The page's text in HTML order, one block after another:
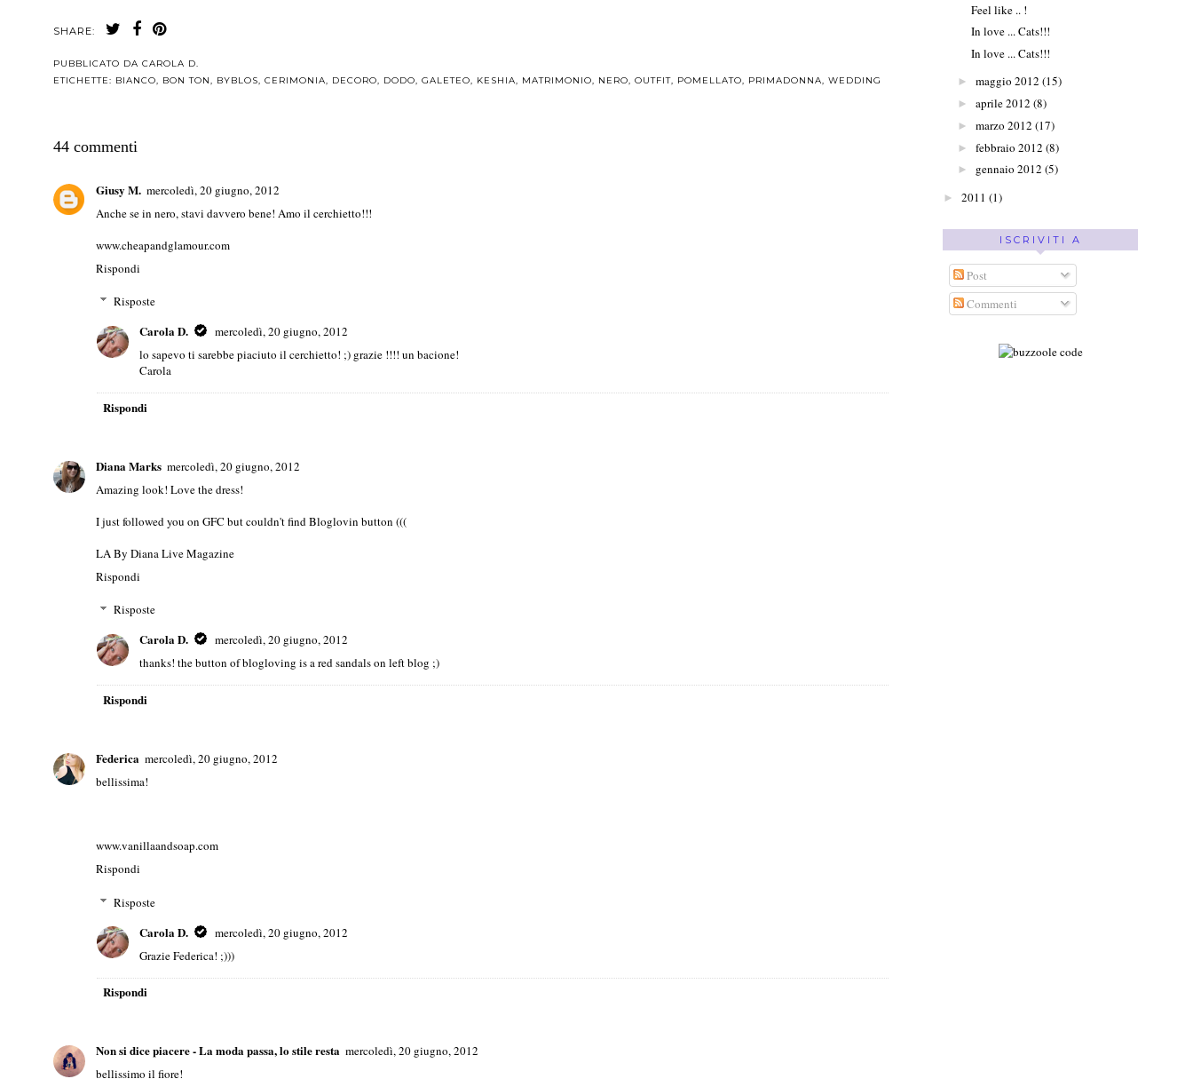
SHARE:
PUBBLICATO DA CAROLA D.
ETICHETTE: BIANCO, BON TON, BYBLOS, CERIMONIA, DECORO, DODO, GALETEO, KESHIA, MATRIMONIO, NERO, OUTFIT, POMELLATO, PRIMADONNA, WEDDING
44 commenti
Giusy M. mercoledì, 20 giugno, 2012
Anche se in nero, stavi davvero bene! Amo il cerchietto!!!
www.cheapandglamour.com
Rispondi
Risposte
Carola D.
mercoledì, 20 giugno, 2012
lo sapevo ti sarebbe piaciuto il cerchietto! ;) grazie !!!! un bacione!
Carola
Rispondi
Diana Marks mercoledì, 20 giugno, 2012
Amazing look! Love the dress!
I just followed you on GFC but couldn't find Bloglovin button (((
LA By Diana Live Magazine
Rispondi
Risposte
Carola D.
mercoledì, 20 giugno, 2012
thanks! the button of blogloving is a red sandals on left blog ;)
Rispondi
Federica mercoledì, 20 giugno, 2012
bellissima!
www.vanillaandsoap.com
Rispondi
Risposte
Carola D.
mercoledì, 20 giugno, 2012
Grazie Federica! ;)))
Rispondi
Non si dice piacere - La moda passa, lo stile resta mercoledì, 20 giugno, 2012
bellissimo il fiore!
Feel like .. !
In love ... Cats!!!
In love ... Cats!!!
► maggio 2012 (15)
► aprile 2012 (8)
► marzo 2012 (17)
► febbraio 2012 (8)
► gennaio 2012 (5)
► 2011 (1)
ISCRIVITI A
Post
Commenti